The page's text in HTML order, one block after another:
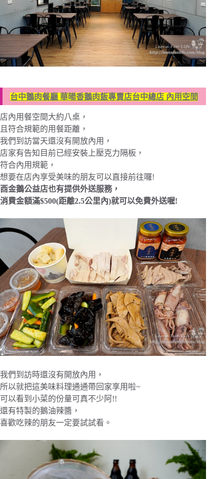
台中鵝肉餐廳 華暘香鵝肉飯專賣店台中總店 內用空間
店內用餐空間大約八桌，
且符合規範的用餐距離，
我們到訪當天還沒有開放內用，
店家有告知目前已經安裝上壓克力隔板，
符合內用規範，
想要在店內享受美味的朋友可以直接前往囉!
酉金鵝公益店也有提供外送服務，
消費金額滿$500(距離2.5公里內)就可以免費外送喔!
我們到訪時還沒有開放內用，
所以就把這美味料理通通帶回家享用啦~
可以看到小菜的份量可真不少阿!!
還有特製的鵝油辣醬，
喜歡吃辣的朋友一定要試試看。